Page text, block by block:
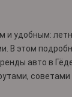
удобным:
В этом
авто в
советами